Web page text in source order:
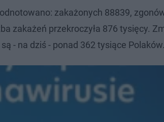
zakażonych 88839,
zakażeń przekroczyła 876 tysięcy.
- na dziś - ponad 362 tysiące Polaków.